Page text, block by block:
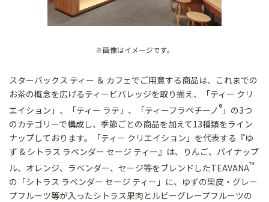
※画像はイメージです。
スターバックス ティー ＆ カフェでご用意する商品は、これまでの
お茶の概念を広げるティービバレッジを取り揃え、「ティー クリ
エイション」、「ティー ラテ」、「ティーフラペチーノ ® 」の3つ
のカテゴリーで構成し、季節ごとの商品を加えて13種類をライン
ナップしております。「ティー クリエイション」を代表する『ゆ
ず & シトラス ラベンダー セージ ティー』は、りんご、パイナップ
ル、オレンジ、ラベンダー、セージ等をブレンドしたTEAVANA™
の「シトラス ラベンダー セージ ティー」に、ゆずの果皮・グレー
プフルーツ等が入ったシトラス果肉とルビーグレープフルーツの